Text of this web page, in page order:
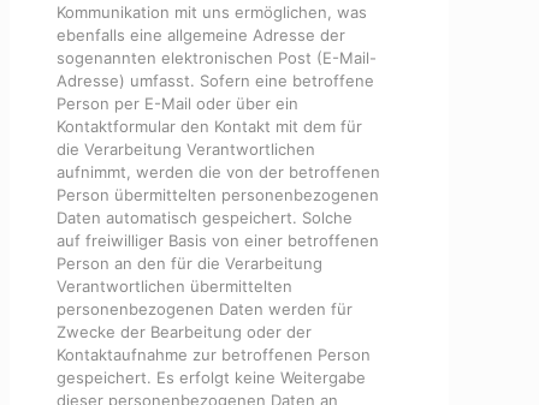
Kommunikation mit uns ermöglichen, was
ebenfalls eine allgemeine Adresse der
sogenannten elektronischen Post (E-Mail-
Adresse) umfasst. Sofern eine betroffene
Person per E-Mail oder über ein
Kontaktformular den Kontakt mit dem für
die Verarbeitung Verantwortlichen
aufnimmt, werden die von der betroffenen
Person übermittelten personenbezogenen
Daten automatisch gespeichert. Solche
auf freiwilliger Basis von einer betroffenen
Person an den für die Verarbeitung
Verantwortlichen übermittelten
personenbezogenen Daten werden für
Zwecke der Bearbeitung oder der
Kontaktaufnahme zur betroffenen Person
gespeichert. Es erfolgt keine Weitergabe
dieser personenbezogenen Daten an